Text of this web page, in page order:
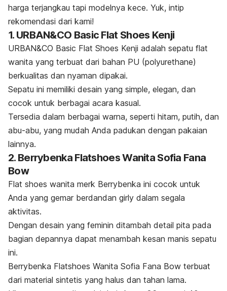
harga terjangkau tapi modelnya kece. Yuk, intip
rekomendasi dari kami!
1. URBAN&CO Basic Flat Shoes Kenji
URBAN&CO Basic Flat Shoes Kenji adalah sepatu flat
wanita yang terbuat dari bahan PU (polyurethane)
berkualitas dan nyaman dipakai.
Sepatu ini memiliki desain yang simple, elegan, dan
cocok untuk berbagai acara kasual.
Tersedia dalam berbagai warna, seperti hitam, putih, dan
abu-abu, yang mudah Anda padukan dengan pakaian
lainnya.
2. Berrybenka Flatshoes Wanita Sofia Fana
Bow
Flat shoes wanita merk Berrybenka ini cocok untuk
Anda yang gemar berdandan girly dalam segala
aktivitas.
Dengan desain yang feminin ditambah detail pita pada
bagian depannya dapat menambah kesan manis sepatu
ini.
Berrybenka Flatshoes Wanita Sofia Fana Bow terbuat
dari material sintetis yang halus dan tahan lama.